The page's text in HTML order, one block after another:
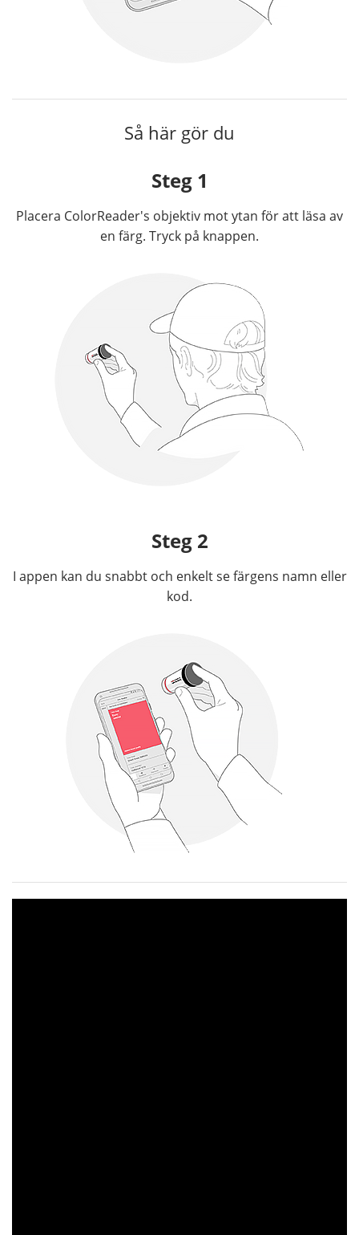
Så här gör du
Steg 1
Placera ColorReader's objektiv mot ytan för att läsa av
en färg. Tryck på knappen.
Steg 2
I appen kan du snabbt och enkelt se färgens namn eller
kod.